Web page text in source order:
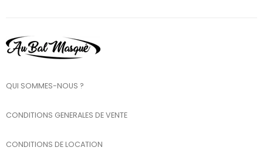
QUI SOMMES-NOUS ?
CONDITIONS GENERALES DE VENTE
CONDITIONS DE LOCATION